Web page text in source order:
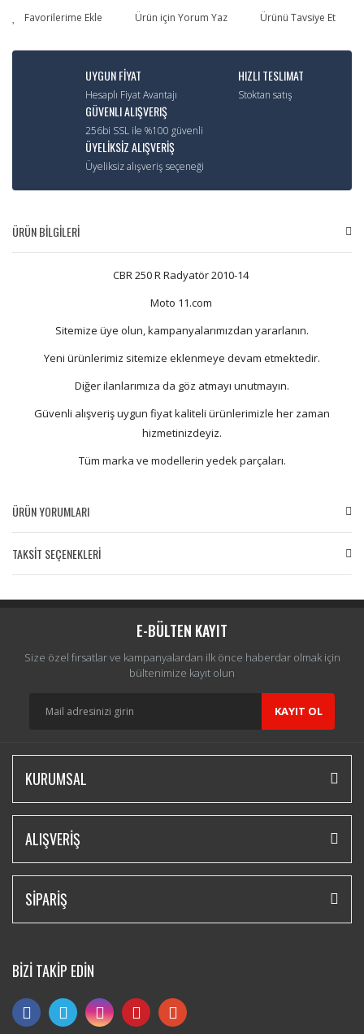
Ürün için Yorum Yaz Ürünü Tavsiye Et
UYGUN FİYAT
Hesaplı Fiyat Avantajı
HIZLI TESLIMAT
Stoktan satış
GÜVENLI ALIŞVERIŞ
256bi SSL ile %100 güvenli
ÜYELİKSİZ ALIŞVERİŞ
Üyeliksiz alışveriş seçeneği
ÜRÜN BİLGİLERİ
CBR 250 R Radyatör 2010-14
Moto 11.com
Sitemize üye olun, kampanyalarımızdan yararlanın.
Yeni ürünlerimiz sitemize eklenmeye devam etmektedir.
Diğer ilanlarımıza da göz atmayı unutmayın.
Güvenli alışveriş uygun fiyat kaliteli ürünlerimizle her zaman
hizmetinizdeyiz.
Tüm marka ve modellerin yedek parçaları.
ÜRÜN YORUMLARI
Yorum Yaz
TAKSİT SEÇENEKLERİ
E-BÜLTEN KAYIT
Size özel fırsatlar ve kampanyalardan ilk önce haberdar olmak için
bültenimize kayıt olun
KAYIT OL
KURUMSAL
ALIŞVERİŞ
SİPARİŞ
BİZİ TAKİP EDİN